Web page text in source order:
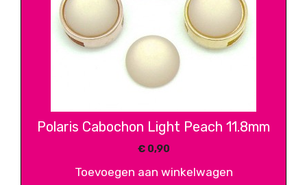
Polaris Cabochon Light Peach 11.8mm
€0,90
Toevoegen aan winkelwagen